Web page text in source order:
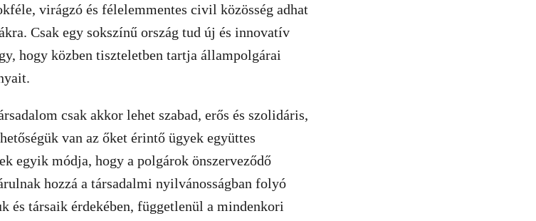
virágzó és félelemmentes civil közösség adhat
Csak egy sokszínű ország tud új és innovatív
hogy közben tiszteletben tartja állampolgárai
csak akkor lehet szabad, erős és szolidáris,
van az őket érintő ügyek együttes
egyik módja, hogy a polgárok önszerveződő
hozzá a társadalmi nyilvánosságban folyó
és társaik érdekében, függetlenül a mindenkori